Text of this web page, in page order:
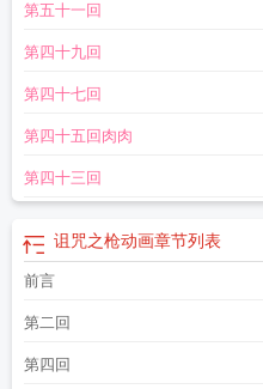
第五十一回
第四十九回
第四十七回
第四十五回肉肉
第四十三回
诅咒之枪动画章节列表
前言
第二回
第四回